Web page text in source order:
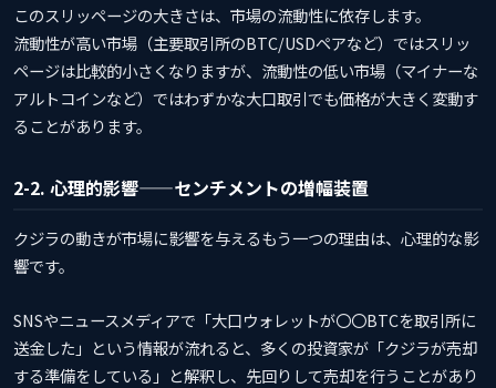
このスリッページの大きさは、市場の流動性に依存します。
流動性が高い市場（主要取引所のBTC/USDペアなど）ではスリッ
ページは比較的小さくなりますが、流動性の低い市場（マイナーな
アルトコインなど）ではわずかな大口取引でも価格が大きく変動す
ることがあります。
2-2. 心理的影響——センチメントの増幅装置
クジラの動きが市場に影響を与えるもう一つの理由は、心理的な影
響です。
SNSやニュースメディアで「大口ウォレットが〇〇BTCを取引所に
送金した」という情報が流れると、多くの投資家が「クジラが売却
する準備をしている」と解釈し、先回りして売却を行うことがあり